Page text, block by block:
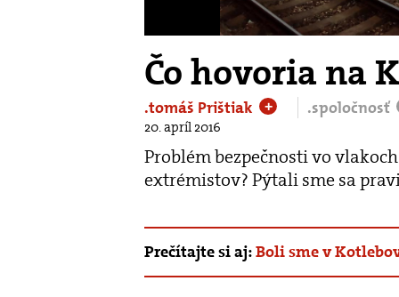
Čo hovoria na
.tomáš Prištiak + .spoločnosť
20. apríl 2016
Problém bezpečnosti vo
extrémistov? Pýtali sme sa
Prečítajte si aj:Boli sme v